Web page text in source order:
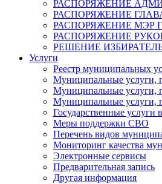
РАСПОРЯЖЕНИЕ
РАСПОРЯЖЕНИЕ
РАСПОРЯЖЕНИЕ МЭР
РАСПОРЯЖЕНИЕ
РЕШЕНИЕ
Услуги
Реестр муниципальных
Муниципальные услуги,
Муниципальные услуги,
Муниципальные услуги,
Государственные услуги
Меры поддержки СВО
Перечень видов
Мониторинг качества
Электронные сервисы
Предварительная запись
Другая информация